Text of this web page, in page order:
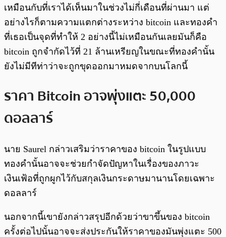
เหมือนกับที่เราได้เห็นมาในช่วงไม่กี่เดือนที่ผ่านมา แต่
อย่างไรก็ตามความแตกต่างระหว่าง bitcoin และทองคำ
ที่เธอเป็นจุดที่ทำให้ 2 อย่างนี้ไม่เหมือนกันเลยมันก็คือ
bitcoin ถูกจำกัดไว้ที่ 21 ล้านเหรียญในขณะที่ทองคำนั้น
ยังไม่มีทีท่าว่าจะถูกขุดออกมาหมดจากบนโลกนี้
ราคา Bitcoin อาจพุ่งแตะ 50,000
ดอลลาร์
นาย Saurel กล่าวเสริมว่าราคาของ bitcoin ในรูปแบบ
ทองคำนั้นอาจจะช่วยกำจัดปัญหาในเรื่องของภาวะ
เงินเฟ้อที่ถูกผูกไว้กับสกุลเงินกระดาษมานานโดยเฉพาะ
ดอลลาร์
นอกจากนี้เขายังกล่าวสรุปอีกด้วยว่าขาขึ้นของ bitcoin
ครั้งต่อไปนั้นอาจจะส่งประกันให้ราคาของมันพุ่งแตะ 500